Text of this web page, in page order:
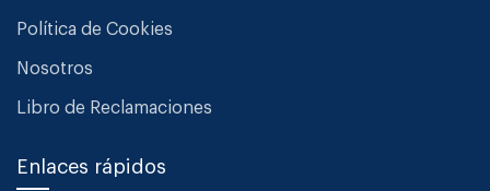
Política de Cookies
Nosotros
Libro de Reclamaciones
Enlaces rápidos